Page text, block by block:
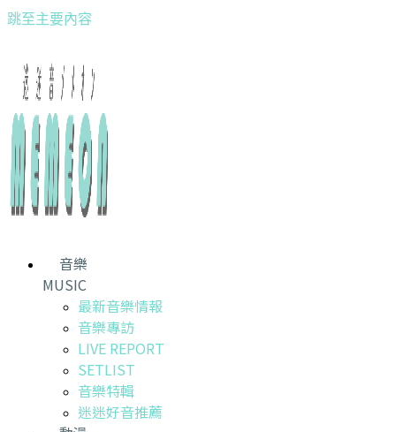
跳至主要內容
音樂
MUSIC
最新音樂情報
音樂專訪
LIVE REPORT
SETLIST
音樂特輯
迷迷好音推薦